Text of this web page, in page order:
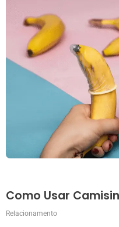
Como Usar
Relacionamento